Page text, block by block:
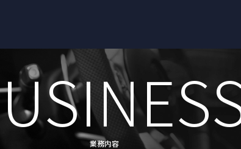
業務内容